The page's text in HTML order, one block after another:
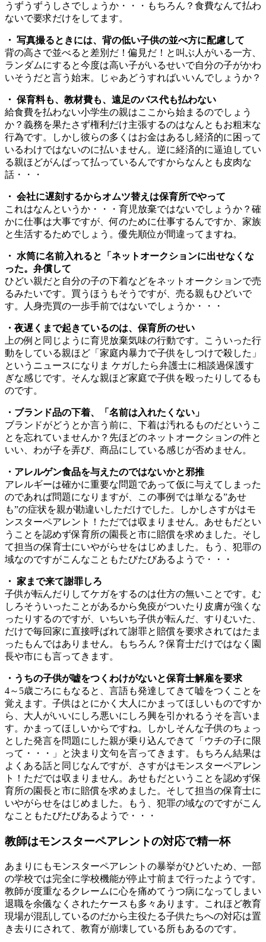
うずうずうしさでしょうか・・・もちろん？食費なんて払わ
ないで要求だけをしてます。
・ 写真撮るときには、背の低い子供の並べ方に配慮して
背の高さで並べると差別だ！偏見だ！と叫ぶ人がいる一方、
ランダムにすると今度は高い子がいるせいで自分の子がかわ
いそうだと言う始末。じゃあどうすればいいんでしょうか？
・ 保育料も、教材費も、遠足のバス代も払わない
給食費を払わない小学生の親はここから始まるのでしょう
か？義務を果たさず権利だけ主張するのはなんともお粗末な
行為です。しかし彼らの多くはお金はあるし経済的に困って
いるわけではないのに払いません。逆に経済的に逼迫してい
る親ほどがんばって払っているんですからなんとも皮肉な
話・・・
・ 会社に遅刻するからオムツ替えは保育所でやって
これはなんというか・・・育児放棄ではないでしょうか？確
かに仕事は大事ですが、何のために仕事するんですか、家族
と生活するためでしょう。優先順位が間違ってますね。
・ 水筒に名前入れると「ネットオークションに出せなくな
った。弁償して
ひどい親だと自分の子の下着などをネットオークションで売
るみたいです。買うほうもそうですが、売る親もひどいで
す。人身売買の一歩手前ではないでしょうか・・・
・夜遅くまで起きているのは、保育所のせい
上の例と同じように育児放棄気味の行動です。こういった行
動をしている親ほど「家庭内暴力で子供をしつけで殺した」
というニュースになりま ケガしたら弁護士に相談過保護す
ぎな感じです。そんな親ほど家庭で子供を殴ったりしてるも
のです。
・ブランド品の下着、「名前は入れたくない」
ブランドがどうとか言う前に、下着は汚れるものだというこ
とを忘れていませんか？先ほどのネットオークションの件と
いい、わが子を弄び、商品にしている感じが否めません。
・アレルゲン食品を与えたのではないかと邪推
アレルギーは確かに重要な問題であって仮に与えてしまった
のであれば問題になりますが、この事例では単なる”あせ
も”の症状を親が勘違いしただけでした。しかしさすがはモ
ンスターペアレント！ただでは収まりません。あせもだとい
うことを認めず保育所の園長と市に賠償を求めました。そし
て担当の保育士にいやがらせをはじめました。もう、犯罪の
域なのですがこんなこともたびたびあるようで・・・
・ 家まで来て謝罪しろ
子供が転んだりしてケガをするのは仕方の無いことです。む
しろそういったことがあるから免疫がついたり皮膚が強くな
ったりするのですが、いちいち子供が転んだ、すりむいた、
だけで毎回家に直接呼ばれて謝罪と賠償を要求されてはたま
ったもんではありません。もちろん？保育士だけではなく園
長や市にも言ってきます。
・うちの子供が嘘をつくわけがないと保育士解雇を要求
4～5歳ごろにもなると、言語も発達してきて嘘をつくことを
覚えます。子供はとにかく大人にかまってほしいものですか
ら、大人がいいにしろ悪いにしろ興を引かれるうそを言いま
す。かまってほしいからですね。しかしそんな子供のちょっ
とした発言を問題にした親が乗り込んできて「ウチの子に限
って・・・」と決まり文句を言ってきます。もちろん結果は
よくある話と同じなんですが、さすがはモンスターペアレン
ト！ただでは収まりません。あせもだということを認めず保
育所の園長と市に賠償を求めました。そして担当の保育士に
いやがらせをはじめました。もう、犯罪の域なのですがこん
なこともたびたびあるようで・・・
教師はモンスターペアレントの対応で精一杯
あまりにもモンスターペアレントの暴挙がひどいため、一部
の学校では完全に学校機能が停止寸前まで行ったようです。
教師が度重なるクレームに心を痛めてうつ病になってしまい
退職を余儀なくされたケースも多々あります。これほど教育
現場が混乱しているのだから主役たる子供たちへの対応は置
き去りにされて、教育が崩壊している所もあるのです。